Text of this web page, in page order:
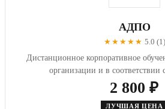
АДПО
★★★★★ 5.0 (1)
Дистанционное корпоративное
организации и в соответствии
профстандартовю.
2 800 ₽
ЛУЧШАЯ ЦЕНА